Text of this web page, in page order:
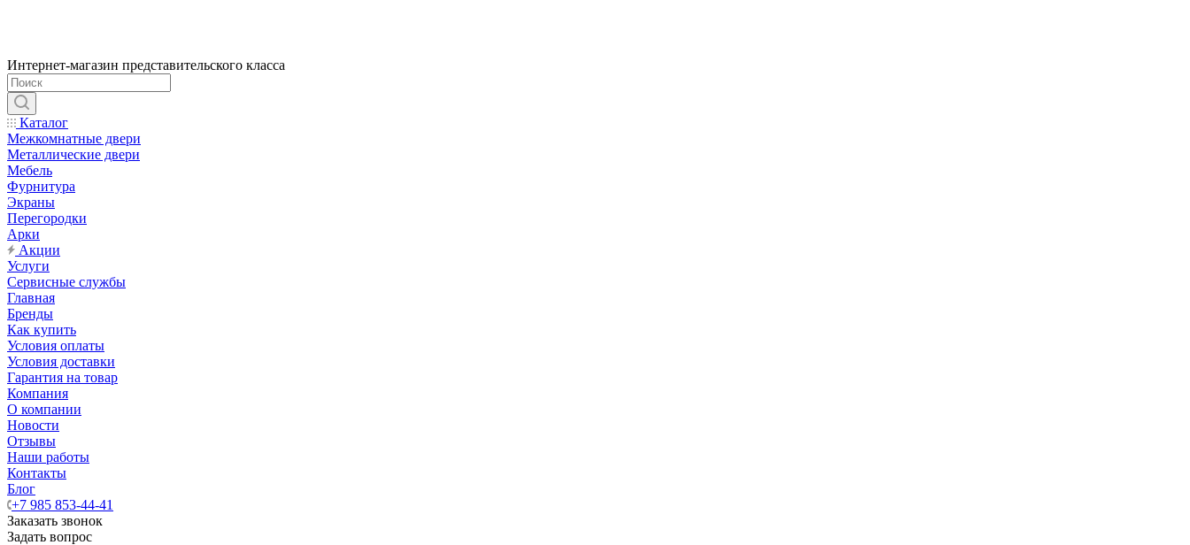
Интернет-магазин представительского класса
Каталог
Межкомнатные двери
Металлические двери
Мебель
Фурнитура
Экраны
Перегородки
Арки
Акции
Услуги
Сервисные службы
Главная
Бренды
Как купить
Условия оплаты
Условия доставки
Гарантия на товар
Компания
О компании
Новости
Отзывы
Наши работы
Контакты
Блог
+7 985 853-44-41
Заказать звонок
Задать вопрос